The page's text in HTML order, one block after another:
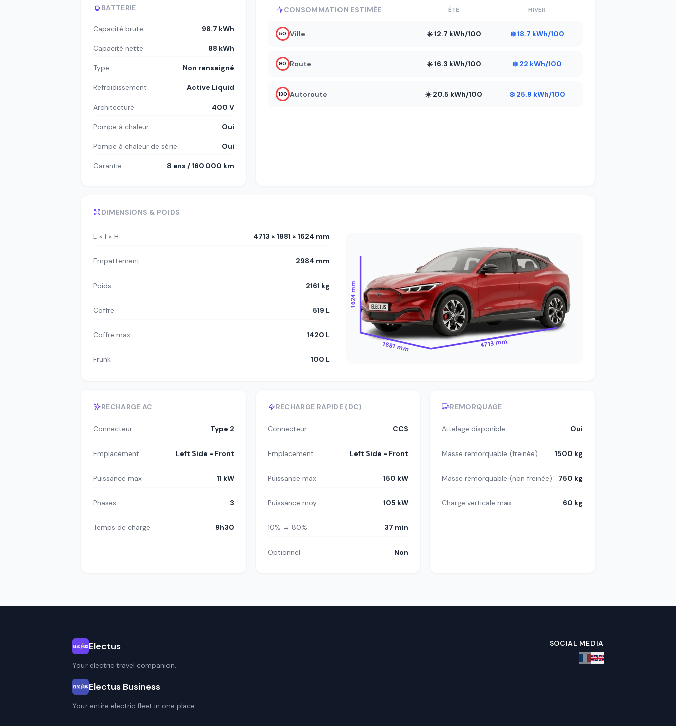
BATTERIE
Capacité brute 98.7 kWh
Capacité nette 88 kWh
Type Non renseigné
Refroidissement Active Liquid
Architecture 400 V
Pompe à chaleur Oui
Pompe à chaleur de série Oui
Garantie 8 ans / 160 000 km
CONSOMMATION ESTIMÉE ÉTÉ HIVER
50 Ville ☀️ 12.7 kWh/100 ❄️ 18.7 kWh/100
90 Route ☀️ 16.3 kWh/100 ❄️ 22 kWh/100
130 Autoroute ☀️ 20.5 kWh/100 ❄️ 25.9 kWh/100
DIMENSIONS & POIDS
L × l × H 4713 × 1881 × 1624 mm
Empattement 2984 mm
Poids 2161 kg
Coffre 519 L
Coffre max 1420 L
Frunk 100 L
1624 mm
1881 mm 4713 mm
RECHARGE AC
Connecteur Type 2
Emplacement Left Side - Front
Puissance max 11 kW
Phases 3
Temps de charge 9h30
RECHARGE RAPIDE (DC)
Connecteur CCS
Emplacement Left Side - Front
Puissance max 150 kW
Puissance moy. 105 kW
10% → 80% 37 min
Optionnel Non
REMORQUAGE
Attelage disponible Oui
Masse remorquable (freinée) 1500 kg
Masse remorquable (non freinée) 750 kg
Charge verticale max 60 kg
Electus
Your electric travel companion.
Electus Business
Your entire electric fleet in one place.
SOCIAL MEDIA